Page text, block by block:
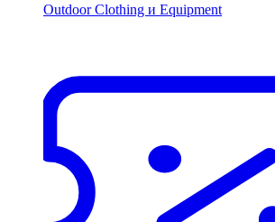
Outdoor Clothing и Equipment